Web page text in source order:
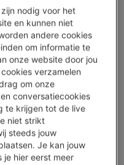
14 (2025) M5 | 10/10
SILVER
x 1964 pixels, Liquid
SSD
voorraad
nu
nodig voor het
en kunnen niet
andere cookies
om informatie te
onze website door jou
verzamelen
om onze
conversatiecookies
te krijgen tot de live
niet strikt
steeds jouw
Je kan jouw
je hier eerst meer